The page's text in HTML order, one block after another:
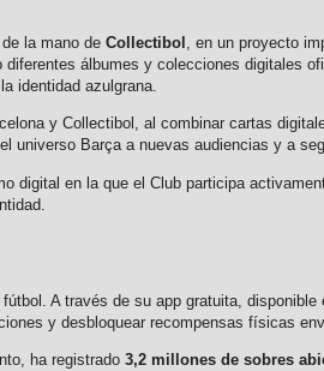
la mano de Collectibol , en un proyecto
álbumes y colecciones digitales
identidad azulgrana.
y Collectibol, al combinar cartas
universo Barça a nuevas audiencias y a
digital en la que el Club participa
A través de su app gratuita,
y desbloquear recompensas físicas
ha registrado 3,2 millones de sobres